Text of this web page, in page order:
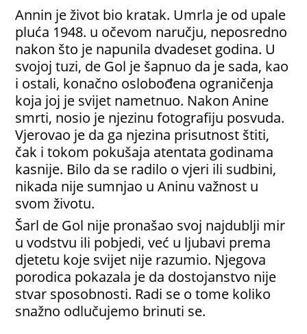
Annin je život bio kratak. Umrla je od upale
pluća 1948. u očevom naručju, neposredno
nakon što je napunila dvadeset godina. U
svojoj tuzi, de Gol je šapnuo da je sada, kao
i ostali, konačno oslobođena ograničenja
koja joj je svijet nametnuo. Nakon Anine
smrti, nosio je njezinu fotografiju posvuda.
Vjerovao je da ga njezina prisutnost štiti,
čak i tokom pokušaja atentata godinama
kasnije. Bilo da se radilo o vjeri ili sudbini,
nikada nije sumnjao u Aninu važnost u
svom životu.
Šarl de Gol nije pronašao svoj najdublji mir
u vodstvu ili pobjedi, već u ljubavi prema
djetetu koje svijet nije razumio. Njegova
porodica pokazala je da dostojanstvo nije
stvar sposobnosti. Radi se o tome koliko
snažno odlučujemo brinuti se.